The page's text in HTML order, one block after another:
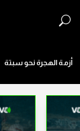
أزمة الهجرة نحو سبتة